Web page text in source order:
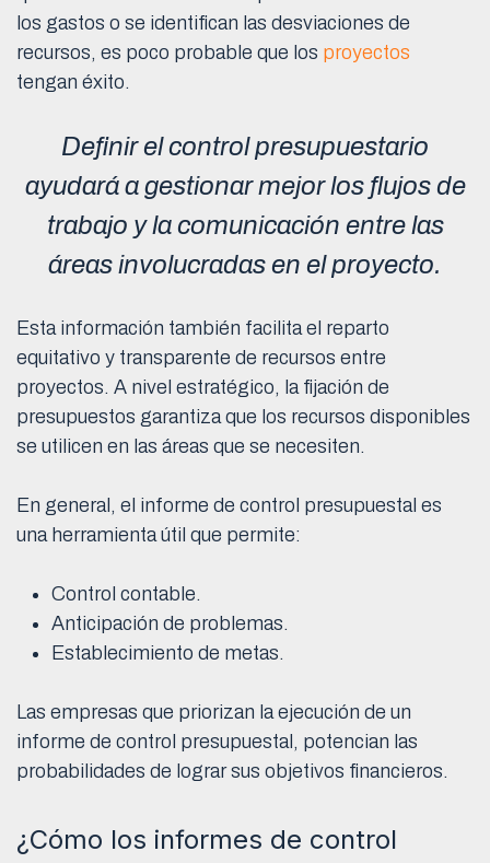
los gastos o se identifican las desviaciones de
recursos, es poco probable que los proyectos
tengan éxito.
Definir el control presupuestario
ayudará a gestionar mejor los flujos de
trabajo y la comunicación entre las
áreas involucradas en el proyecto.
Esta información también facilita el reparto
equitativo y transparente de recursos entre
proyectos. A nivel estratégico, la fijación de
presupuestos garantiza que los recursos disponibles
se utilicen en las áreas que se necesiten.
En general, el informe de control presupuestal es
una herramienta útil que permite:
Control contable.
Anticipación de problemas.
Establecimiento de metas.
Las empresas que priorizan la ejecución de un
informe de control presupuestal, potencian las
probabilidades de lograr sus objetivos financieros.
¿Cómo los informes de control